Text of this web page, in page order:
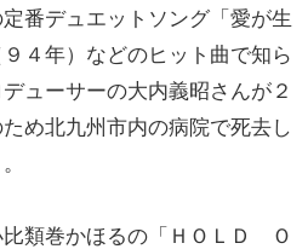
番デュエットソング「愛が生
４年）などのヒット曲で知ら
ューサーの大内義昭さんが２
め北九州市内の病院で死去し
類巻かほるの「ＨＯＬＤ Ｏ